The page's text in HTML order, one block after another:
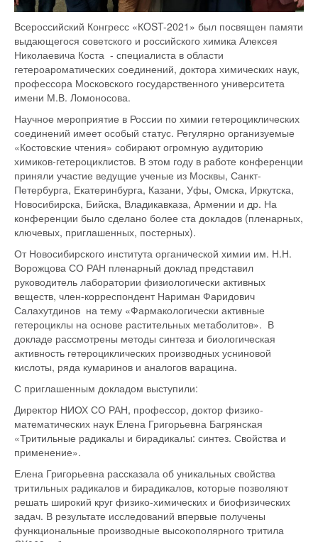
Всероссийский Конгресс «КOST-2021» был посвящен памяти
выдающегося советского и российского химика Алексея
Николаевича Коста - специалиста в области
гетероароматических соединений, доктора химических наук,
профессора Московского государственного университета
имени М.В. Ломоносова.
Научное мероприятие в России по химии гетероциклических
соединений имеет особый статус. Регулярно организуемые
«Костовские чтения» собирают огромную аудиторию
химиков-гетероциклистов. В этом году в работе конференции
приняли участие ведущие ученые из Москвы, Санкт-
Петербурга, Екатеринбурга, Казани, Уфы, Омска, Иркутска,
Новосибирска, Бийска, Владикавказа, Армении и др. На
конференции было сделано более ста докладов (пленарных,
ключевых, приглашенных, постерных).
От Новосибирского института органической химии им. Н.Н.
Ворожцова СО РАН пленарный доклад представил
руководитель лаборатории физиологически активных
веществ, член-корреспондент Нариман Фаридович
Салахутдинов на тему «Фармакологически активные
гетероциклы на основе растительных метаболитов». В
докладе рассмотрены методы синтеза и биологическая
активность гетероциклических производных усниновой
кислоты, ряда кумаринов и аналогов варацина.
С приглашенным докладом выступили:
Директор НИОХ СО РАН, профессор, доктор физико-
математических наук Елена Григорьевна Багрянская
«Тритильные радикалы и бирадикалы: синтез. Свойства и
применение».
Елена Григорьевна рассказала об уникальных свойства
тритильных радикалов и бирадикалов, которые позволяют
решать широкий круг физико-химических и биофизических
задач. В результате исследований впервые получены
функциональные производные высокополярного тритила